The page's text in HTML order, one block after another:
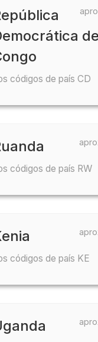
códigos de país CD
códigos de país RW
códigos de país KE